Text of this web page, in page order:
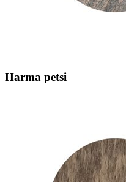
Harma petsi